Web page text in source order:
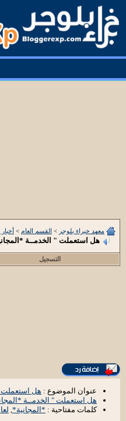
معهد خبراء بلوجر > القسم العام >
هل استعملت " الخدمــة
التسجيل
عنوان الموضوع : هل استعملت "
هل استعملت " الخدمــة
كلمات مفتاحية : *المجانية*,